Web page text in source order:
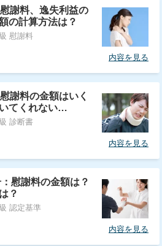
謝料、逸失利益の
の計算方法は？
慰謝料
内容を見る
謝料の金額はいく
てくれない…
診断書
内容を見る
慰謝料の金額は？
？
認定基準
内容を見る